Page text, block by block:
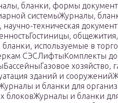
бланки, формы
системыЖурналы,
техническая
используемые в
СЭСЛифтыКомплекты
хозяйство,
зданий и
и бланки для
блоковЖурналы и бланки